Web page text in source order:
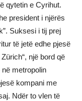
qytetin e Cyrihut.
president i njërës
Suksesi i tij prej
të jetë edhe pjesë
një bord që
metropolin
kompani me
Ndër to vlen të